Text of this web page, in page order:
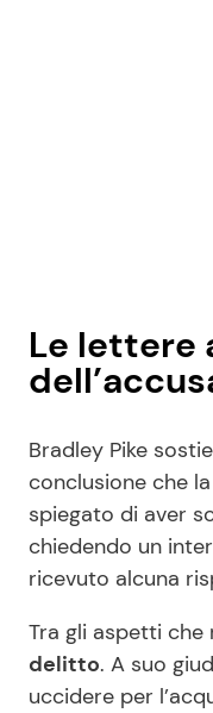
Le lettere
Bradley Pike
conclusione che
spiegato di aver
chiedendo un
ricevuto alcuna
Tra gli aspetti
delitto. A suo
uccidere per